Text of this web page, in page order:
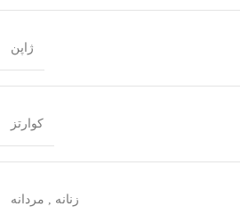
ژاپن
کوارتز
زنانه مردانه